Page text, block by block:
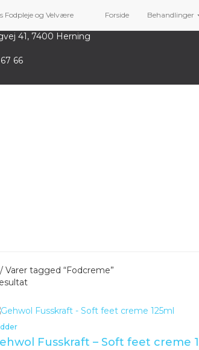
Fodpleje og Velvære
41, 7400 Herning
66
Forside Behandlinger
/ Varer tagged “Fodcreme”
Fusskraft – Soft feet creme